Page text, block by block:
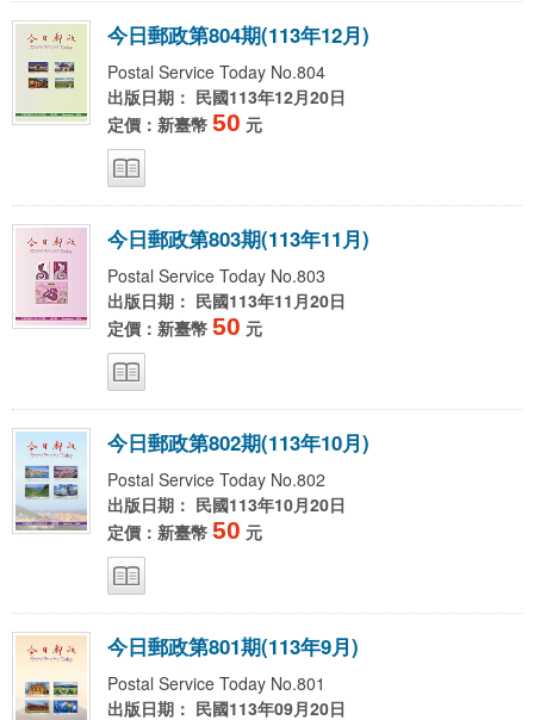
今日郵政第804期(113年12月)
Postal Service Today No.804
出版日期： 民國113年12月20日
定價：新臺幣 50 元
今日郵政第803期(113年11月)
Postal Service Today No.803
出版日期： 民國113年11月20日
定價：新臺幣 50 元
今日郵政第802期(113年10月)
Postal Service Today No.802
出版日期： 民國113年10月20日
定價：新臺幣 50 元
今日郵政第801期(113年9月)
Postal Service Today No.801
出版日期： 民國113年09月20日